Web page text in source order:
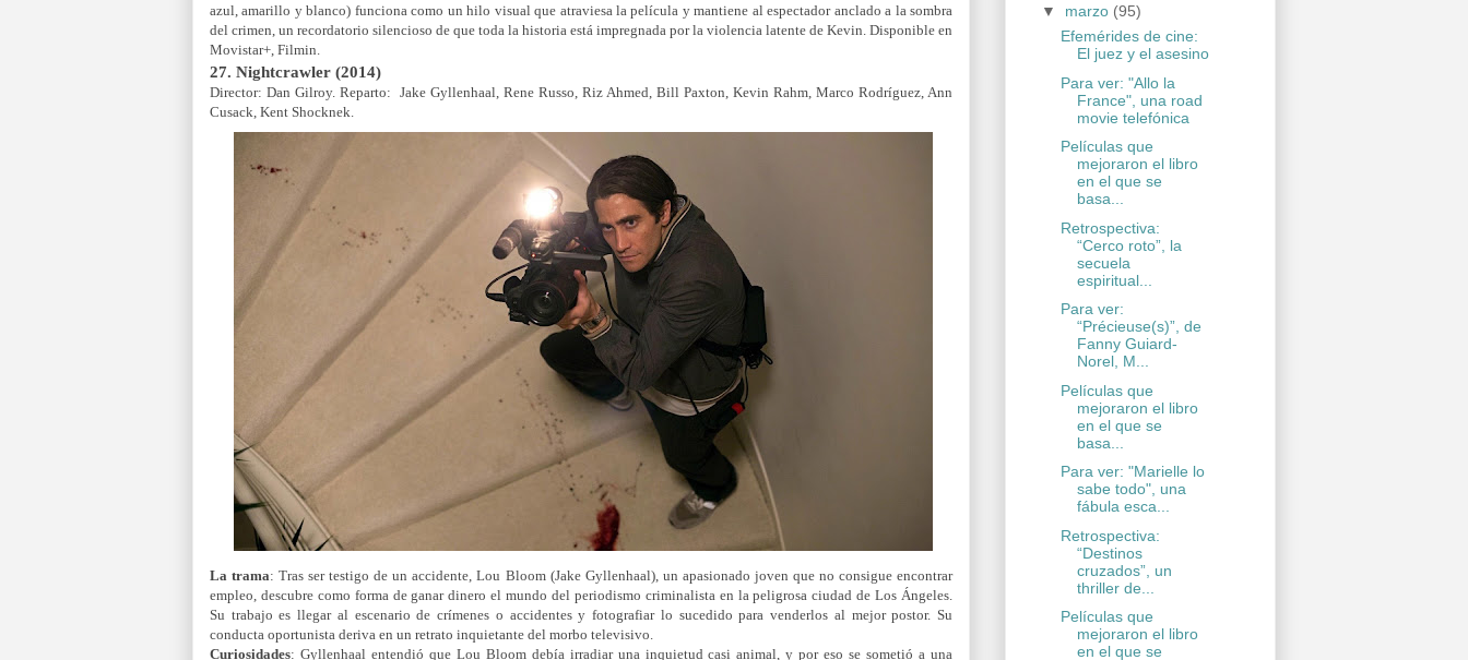
azul, amarillo y blanco) funciona como un hilo visual que atraviesa la película y mantiene al espectador anclado a la sombra
del crimen, un recordatorio silencioso de que toda la historia está impregnada por la violencia latente de Kevin. Disponible en
Movistar+, Filmin.
27. Nightcrawler (2014)
Director: Dan Gilroy. Reparto: Jake Gyllenhaal, Rene Russo, Riz Ahmed, Bill Paxton, Kevin Rahm, Marco Rodríguez, Ann
Cusack, Kent Shocknek.
La trama:Tras ser testigo de un accidente, Lou Bloom (Jake Gyllenhaal), un apasionado joven que no consigue encontrar
empleo, descubre como forma de ganar dinero el mundo del periodismo criminalista en la peligrosa ciudad de Los Ángeles.
Su trabajo es llegar al escenario de crímenes o accidentes y fotografiar lo sucedido para venderlos al mejor postor. Su
conducta oportunista deriva en un retrato inquietante del morbo televisivo.
Curiosidades: Gyllenhaal entendió que Lou Bloom debía irradiar una inquietud casi animal, y por eso se sometió a una
▼ marzo (95)
Efemérides de cine:
El juez y el asesino
Para ver: "Allo la
France", una road
movie telefónica
Películas que
mejoraron el libro
en el que se
basa...
Retrospectiva:
“Cerco roto”, la
secuela
espiritual...
Para ver:
“Précieuse(s)”, de
Fanny Guiard-
Norel, M...
Películas que
mejoraron el libro
en el que se
basa...
Para ver: "Marielle lo
sabe todo", una
fábula esca...
Retrospectiva:
“Destinos
cruzados”, un
thriller de...
Películas que
mejoraron el libro
en el que se